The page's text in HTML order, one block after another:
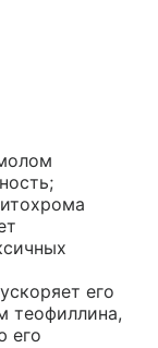
его
теофиллина,
его